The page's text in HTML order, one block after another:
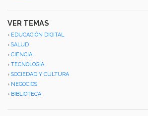
VER TEMAS
› EDUCACIÓN DIGITAL
› SALUD
› CIENCIA
› TECNOLOGÍA
› SOCIEDAD Y CULTURA
› NEGOCIOS
› BIBLIOTECA